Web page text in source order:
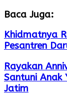
Baca Juga:
Khidmatnya
Pesantren
Rayakan
Santuni Anak
Jatim